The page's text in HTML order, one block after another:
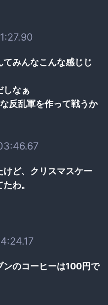
みんなこんな感じじ
しなぁ
反乱軍を作って戦うか
けど、クリスマスケー
わ。
ンのコーヒーは100円で